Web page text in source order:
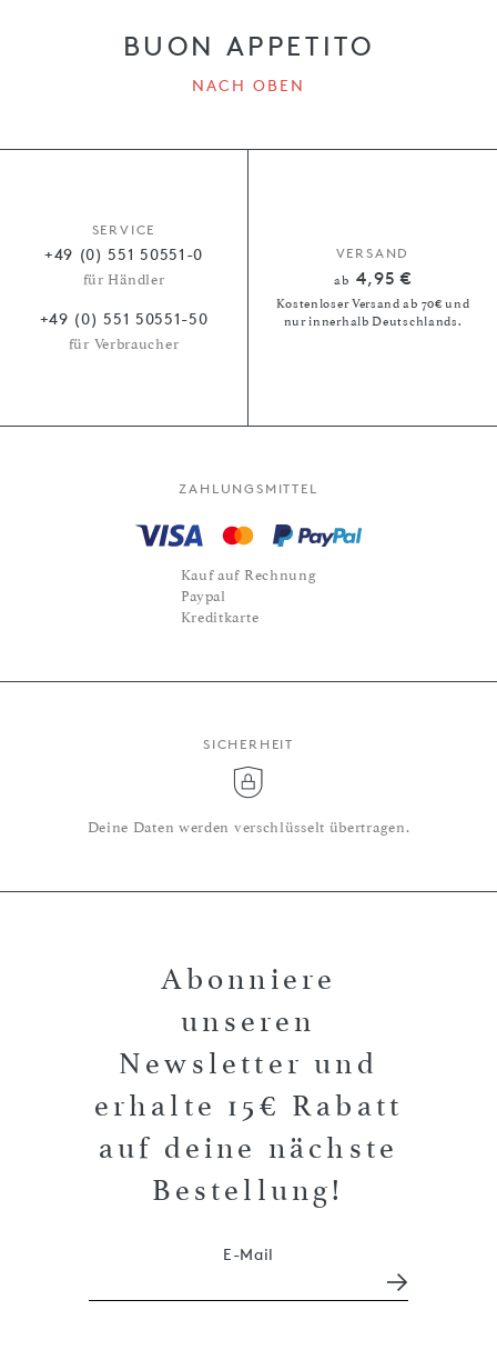
BUON APPETITO
NACH OBEN
SERVICE
+49 (0) 551 50551-0
für Händler
+49 (0) 551 50551-50
für Verbraucher
VERSAND
ab 4,95 €
Kostenloser Versand ab 70€ und
nur innerhalb Deutschlands.
ZAHLUNGSMITTEL
Kauf auf Rechnung
Paypal
Kreditkarte
SICHERHEIT
Deine Daten werden verschlüsselt übertragen.
Abonniere
unseren
Newsletter und
erhalte 15€ Rabatt
auf deine nächste
Bestellung!
E-Mail